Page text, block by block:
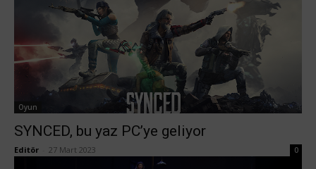
Oyun
SYNCED, bu yaz PC’ye geliyor
Editör 27 Mart 2023 0